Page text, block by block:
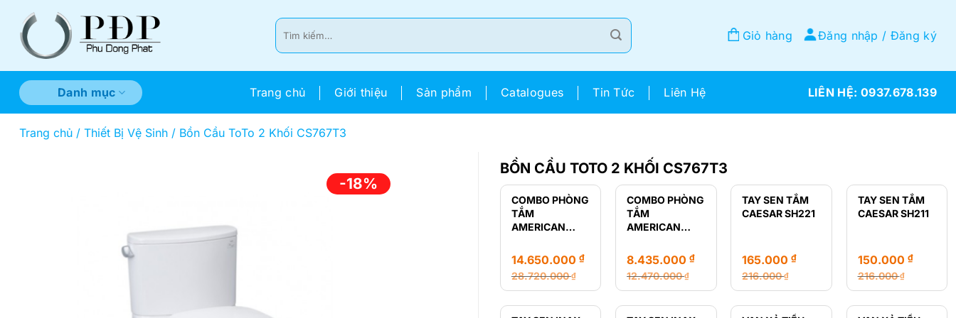
Tìm
kiếm:
Giỏ hàng Đăng nhập / Đăng ký
Danh mục Trang chủ Giới thiệu Sản phẩm Catalogues Tin Tức Liên Hệ 0937.678.139
Trang chủ / Thiết Bị Vệ Sinh / Bồn Cầu ToTo 2 Khối CS767T3
-18%
BỒN CẦU TOTO 2 KHỐI CS767T3
COMBO PHÒNG
TẮM
AMERICAN
LOVEN
28.720.000₫
Giá
gốc
14.650.000 ₫
Giá
hiện
COMBO PHÒNG
TẮM
AMERICAN
RẺ
12.470.000₫
Giá
gốc
8.435.000₫
Giá
hiện
TAY SEN TẮM
CAESAR SH221
216.000₫
Giá
gốc
165.000₫
Giá
hiện
TAY SEN TẮM
CAESAR SH211
216.000₫
Giá
gốc
150.000 ₫
Giá
hiện